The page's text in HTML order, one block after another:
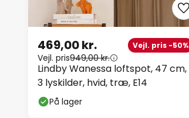
Lindby Wanessa loftspot, 47 cm,
3 lyskilder, hvid, træ, E14
469,00 kr. Vejl. pris -50%
Vejl. pris949,00 kr.
På lager